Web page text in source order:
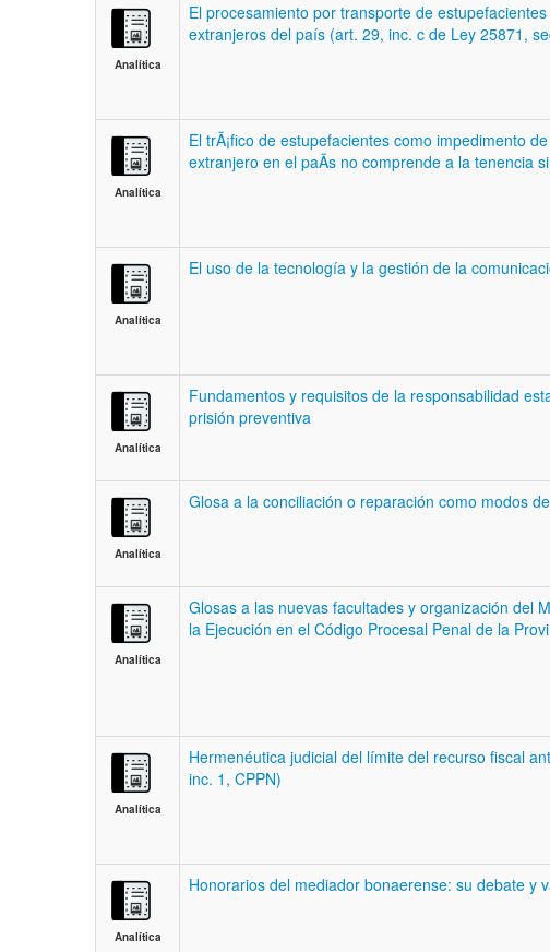
Analítica
El procesamiento por transporte de
extranjeros del país (art. 29, inc. c de Ley 25871,
Analítica
El trÃ¡fico de estupefacientes como impedimento
extranjero en el paÃ­s no comprende a la tenencia
Analítica
El uso de la tecnología y la gestión de la
Analítica
Fundamentos y requisitos de la responsabilidad
prisión preventiva
Analítica
Glosa a la conciliación o reparación como modos
Analítica
Glosas a las nuevas facultades y organización del
la Ejecución en el Código Procesal Penal de la
Analítica
Hermenéutica judicial del límite del recurso fiscal
inc. 1, CPPN)
Analítica
Honorarios del mediador bonaerense: su debate y